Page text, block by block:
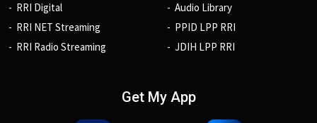
RRI Digital
RRI NET Streaming
RRI Radio Streaming
Audio Library
PPID LPP RRI
JDIH LPP RRI
Get My App